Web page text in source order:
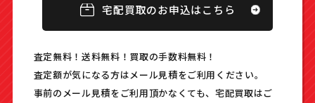
宅配買取のお申込はこちら
査定無料！送料無料！買取の手数料無料！
査定額が気になる方はメール見積をご利用ください｡
事前のメール見積をご利用頂かなくても、宅配買取はご